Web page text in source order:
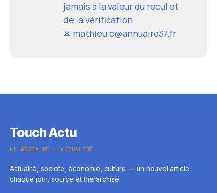
jamais à la valeur du recul et
de la vérification.
✉ mathieu.c@annuaire37.fr
Touch Actu
LE MÉDIA DE L'ACTUALITÉ
Actualité, société, économie, culture — un nouvel article
chaque jour, sourcé et hiérarchisé.